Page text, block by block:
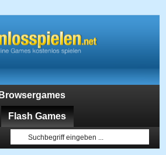
Browsergames
Flash Games